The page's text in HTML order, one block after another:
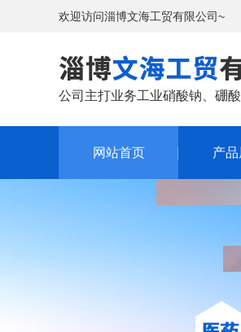
欢迎访问淄博文海工贸有限公司~
公司主打业务工业硝酸钠、硼
网站首页 产